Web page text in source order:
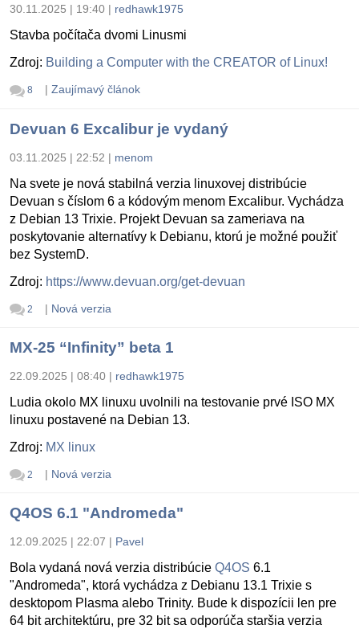
30.11.2025 | 19:40 | redhawk1975
Stavba počítača dvomi Linusmi
Zdroj: Building a Computer with the CREATOR of Linux!
8 | Zaujímavý článok
Devuan 6 Excalibur je vydaný
03.11.2025 | 22:52 | menom
Na svete je nová stabilná verzia linuxovej distribúcie
Devuan s číslom 6 a kódovým menom Excalibur. Vychádza
z Debian 13 Trixie. Projekt Devuan sa zameriava na
poskytovanie alternatívy k Debianu, ktorú je možné použiť
bez SystemD.
Zdroj: https://www.devuan.org/get-devuan
2 | Nová verzia
MX-25 “Infinity” beta 1
22.09.2025 | 08:40 | redhawk1975
Ludia okolo MX linuxu uvolnili na testovanie prvé ISO MX
linuxu postavené na Debian 13.
Zdroj: MX linux
2 | Nová verzia
Q4OS 6.1 "Andromeda"
12.09.2025 | 22:07 | Pavel
Bola vydaná nová verzia distribúcie Q4OS 6.1
"Andromeda", ktorá vychádza z Debianu 13.1 Trixie s
desktopom Plasma alebo Trinity. Bude k dispozícii len pre
64 bit architektúru, pre 32 bit sa odporúča staršia verzia